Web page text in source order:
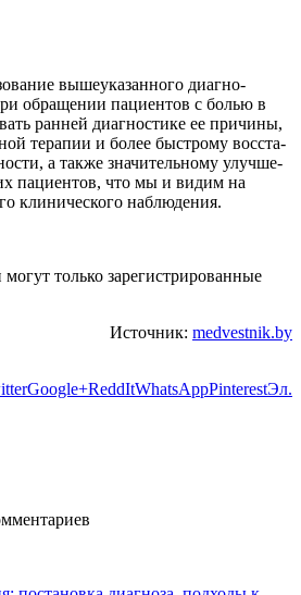
вышеуказанного диагно­
об­ращении пациентов с болью в
ран­ней диагностике ее причины,
те­рапии и более быстрому восста­
а также значительному улучше­
па­циентов, что мы и видим на
кли­нического наблюдения.
только зарегистрированные
Источник: medvestnik.by
Google+ReddItWhatsAppPinterestЭл.